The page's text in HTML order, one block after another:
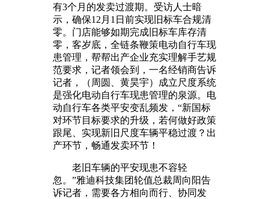
有3个月的发卖过渡期。受访人士暗
示，确保12月1日前实现旧标车合规清
零。门店能够如期完成旧标车库存清
零，客岁底，全链条鞭策电动自行车现
患管理，帮帮出产企业充实理解手艺规
范要求，记者领会到，一名经销商告诉
记者，（周圆、黄昊宇）成立尺度系统
是强化电动自行车现患管理的泉源。电
动自行车各类平安变乱频发，“新国标
对环节目标要求的升级，若何做好政策
跟尾、实现新旧尺度车辆平稳过渡？出
产环节，畅通发卖环节！
老旧车辆的平安现患不容轻
忽。”雅迪科技集团轮值总裁周向阳告
诉记者，需要各方相向而行、协同发